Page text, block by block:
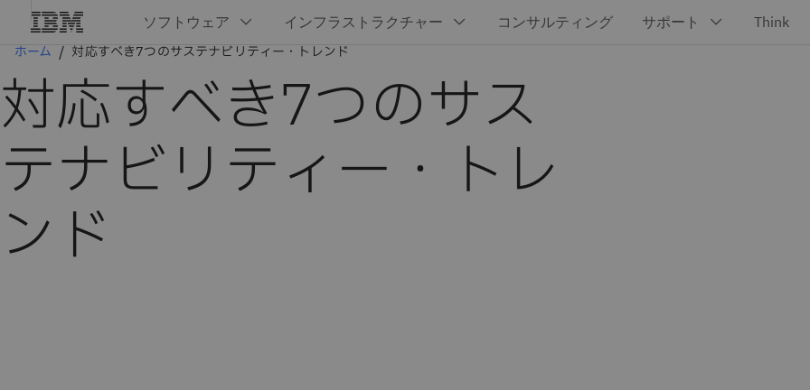
ホーム 対応すべき7つのサステナビリティー・トレンド
対応すべき7つのサス
テナビリティー・トレ
ンド